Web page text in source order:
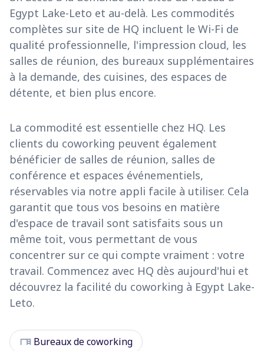
Egypt Lake-Leto et au-delà. Les commodités
complètes sur site de HQ incluent le Wi-Fi de
qualité professionnelle, l'impression cloud, les
salles de réunion, des bureaux supplémentaires
à la demande, des cuisines, des espaces de
détente, et bien plus encore.
La commodité est essentielle chez HQ. Les
clients du coworking peuvent également
bénéficier de salles de réunion, salles de
conférence et espaces événementiels,
réservables via notre appli facile à utiliser. Cela
garantit que tous vos besoins en matière
d'espace de travail sont satisfaits sous un
même toit, vous permettant de vous
concentrer sur ce qui compte vraiment : votre
travail. Commencez avec HQ dès aujourd'hui et
découvrez la facilité du coworking à Egypt Lake-
Leto.
desk Bureaux de coworking